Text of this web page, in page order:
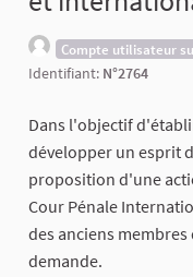
Compte utilisateur
Identifiant: N°2764
Dans l'objectif
développer un esprit
proposition d'une
Cour Pénale
des anciens
demande.